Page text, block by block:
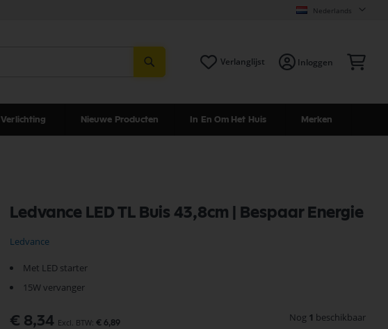
Nederlands
Verlanglijst Inloggen
Verlichting Nieuwe Producten In En Om Het Huis Merken
Ledvance LED TL Buis 43,8cm | Bespaar Energie
Ledvance
Met LED starter
15W vervanger
€ 8,34 € 6,89 Nog 1 beschikbaar